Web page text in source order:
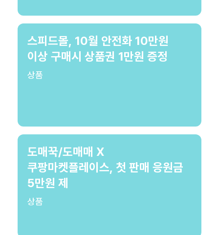
스피드몰, 10월 안전화 10만원
이상 구매시 상품권 1만원 증정
상품
도매꾹/도매매 X
쿠팡마켓플레이스, 첫 판매 응원금
5만원 제
상품